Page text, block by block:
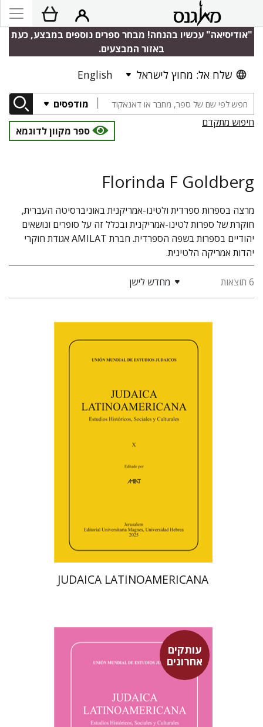
"אודיסיאה" עכשיו בהנחה! מבחר ספרים נוספים במבצע, כעת
באזור המבצעים.
שלח אל: מחוץ לישראל English
מודפסים
חיפוש מתקדם
ספר מקוון לדוגמא
Florinda F Goldberg
מרצה בספרות ספרדית ולטינו-אמריקנית באוניברסיטה העברית,
חוקרת של ספרות לטינו-אמריקנית ובכלל זה על סופרים ונושאים
יהודיים בספרות בשפה הספרדית. חברת AMILAT אגודת חוקרי
יהדות אמריקה הלטינית.
6 תוצאות מחדש לישן
פלורינדה פ. גולדברג.
פולט
קרשונוביץ שוסטר
דבי רויטמן אפרים זדוף
$53
$48
JUDAICA LATINOAMERICANA
עותקים
אחרונים
סבסטיאן קלור
מרגלית בז'רנו
פולט קרשונוביץ שוסטר
פלורינדה פ.